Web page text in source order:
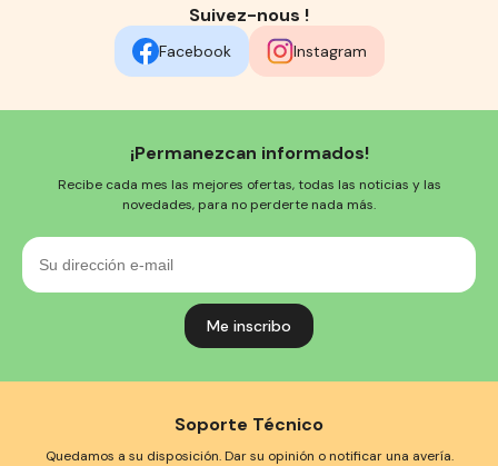
Suivez-nous !
Facebook Instagram
¡Permanezcan informados!
Recibe cada mes las mejores ofertas, todas las noticias y las
novedades, para no perderte nada más.
Su
dirección
e-
Soporte Técnico
Quedamos a su disposición. Dar su opinión o notificar una avería.